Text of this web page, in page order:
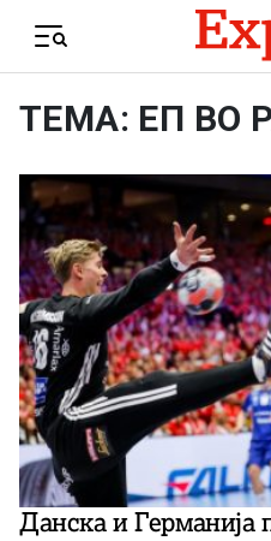
Menu
ТЕМА: ЕП ВО
Данска и Германија